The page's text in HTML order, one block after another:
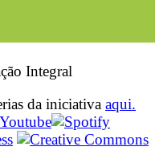
Integral
da iniciativa aqui.